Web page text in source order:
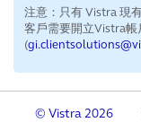
注意：只有 Vistra 現
客戶需要開立Vistra帳
(
© Vistra 2026